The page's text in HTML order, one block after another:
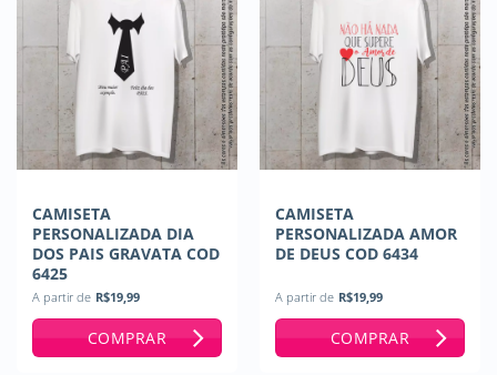
CAMISETA
PERSONALIZADA DIA
DOS PAIS GRAVATA COD
6425
A partir de R$19,99
COMPRAR
CAMISETA
PERSONALIZADA AMOR
DE DEUS COD 6434
A partir de R$19,99
COMPRAR